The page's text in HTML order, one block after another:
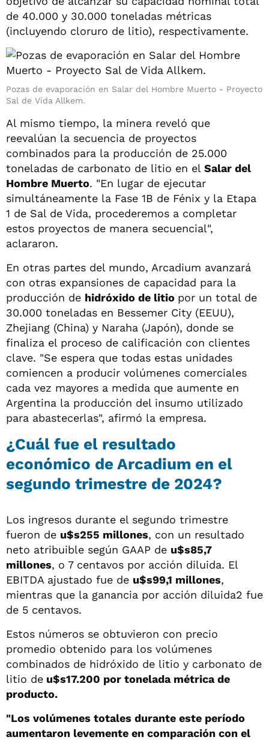
de 40.000 y 30.000 toneladas métricas
(incluyendo cloruro de litio), respectivamente.
Pozas de evaporación en Salar del Hombre Muerto - Proyecto
Sal de Vida Allkem.
Al mismo tiempo, la minera reveló que
reevalúan la secuencia de proyectos
combinados para la producción de 25.000
toneladas de carbonato de litio en el Salar del
Hombre Muerto. "En lugar de ejecutar
simultáneamente la Fase 1B de Fénix y la Etapa
1 de Sal de Vida, procederemos a completar
estos proyectos de manera secuencial",
aclararon.
En otras partes del mundo, Arcadium avanzará
con otras expansiones de capacidad para la
producción de hidróxido de litio por un total de
30.000 toneladas en Bessemer City (EEUU),
Zhejiang (China) y Naraha (Japón), donde se
finaliza el proceso de calificación con clientes
clave. "Se espera que todas estas unidades
comiencen a producir volúmenes comerciales
cada vez mayores a medida que aumente en
Argentina la producción del insumo utilizado
para abastecerlas", afirmó la empresa.
¿Cuál fue el resultado
económico de Arcadium en el
segundo trimestre de 2024?
Los ingresos durante el segundo trimestre
fueron de u$s255 millones, con un resultado
neto atribuible según GAAP de u$s85,7
millones, o 7 centavos por acción diluida. El
EBITDA ajustado fue de u$s99,1 millones,
mientras que la ganancia por acción diluida2 fue
de 5 centavos.
Estos números se obtuvieron con precio
promedio obtenido para los volúmenes
combinados de hidróxido de litio y carbonato de
litio de u$s17.200 por tonelada métrica de
producto.
"Los volúmenes totales durante este período
aumentaron levemente en comparación con el